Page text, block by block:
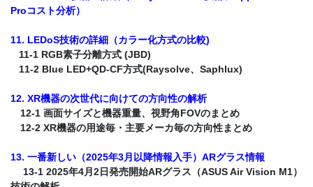
Proコスト分析）
11. LEDoS技術の詳細（カラー化方式の比較)
11-1 RGB素子分離方式 (JBD)
11-2 Blue LED+QD-CF方式(Raysolve、Saphlux)
12. XR機器の次世代に向けての方向性の解析
12-1 画面サイズと機器重量、視野角FOVのまとめ
12-2 XR機器の用途毎・主要メーカ毎の方向性まとめ
13. 一番新しい（2025年3月以降情報入手）ARグラス情報
13-1 2025年4月2日発売開始ARグラス（ASUS Air Vision M1）